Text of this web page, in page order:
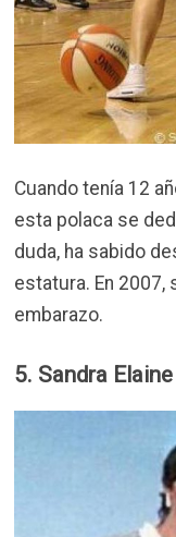
Cuando tenía 12
esta polaca se
duda, ha sabido
estatura. En
embarazo.
5. Sandra